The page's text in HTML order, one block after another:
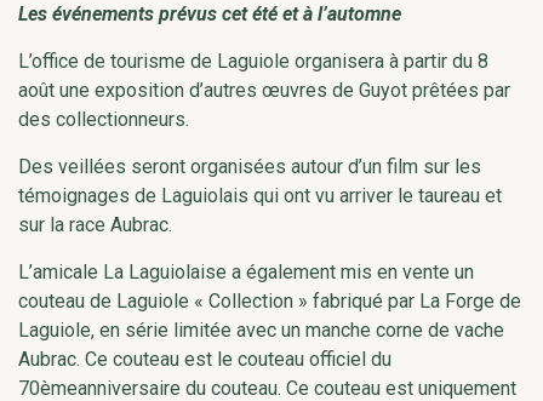
Les événements prévus cet été et à l’automne
L’office de tourisme de Laguiole organisera à partir du 8
août une exposition d’autres œuvres de Guyot prêtées par
des collectionneurs.
Des veillées seront organisées autour d’un film sur les
témoignages de Laguiolais qui ont vu arriver le taureau et
sur la race Aubrac.
L’amicale La Laguiolaise a également mis en vente un
couteau de Laguiole « Collection » fabriqué par La Forge de
Laguiole, en série limitée avec un manche corne de vache
Aubrac. Ce couteau est le couteau officiel du
70èmeanniversaire du couteau. Ce couteau est uniquement